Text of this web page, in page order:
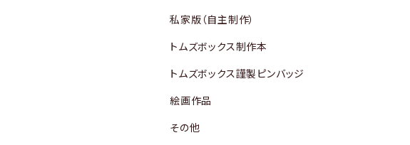
私家版（自主制作）
トムズボックス制作本
トムズボックス謹製ピンバッジ
絵画作品
その他